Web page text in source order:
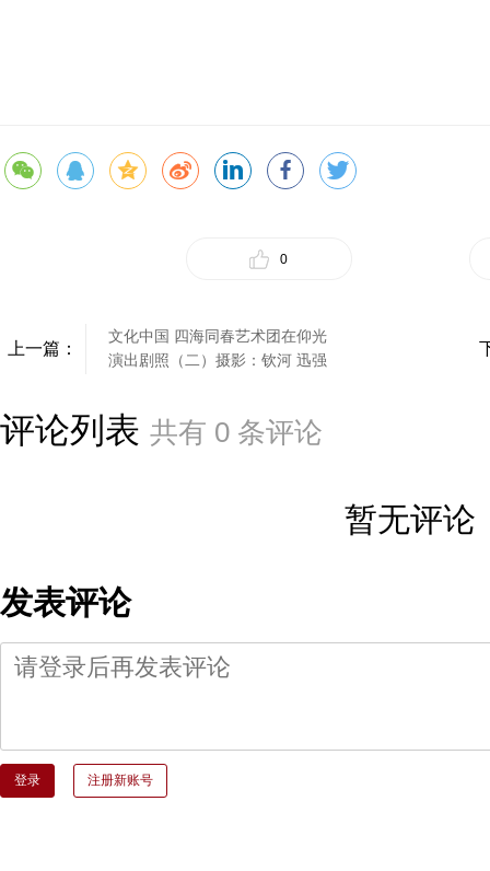
0
上一篇：
文化中国 四海同春艺术团在仰光
演出剧照（二）摄影：钦河 迅强
评论列表 共有 0 条评论
暂无评论
发表评论
登录 注册新账号